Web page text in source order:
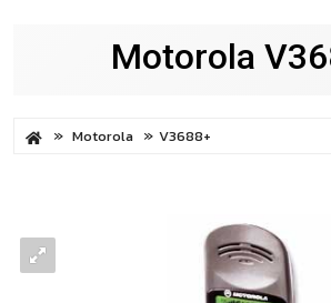
Motorola
Motorola V3688+